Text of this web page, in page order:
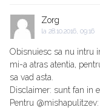
Zorg
la 28.10.2016, 09:16
Obisnuiesc sa nu intru
mi-a atras atentia,
sa vad asta.
Disclaimer: sunt fan in
Pentru